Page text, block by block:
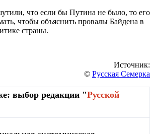
что если бы Путина не было, то его
чтобы объяснить провалы Байдена в
страны.
Источник:
© Русская Семерка
выбор редакции "Русской